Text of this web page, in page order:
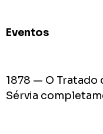
Eventos
1878 — O Tratado
Sérvia